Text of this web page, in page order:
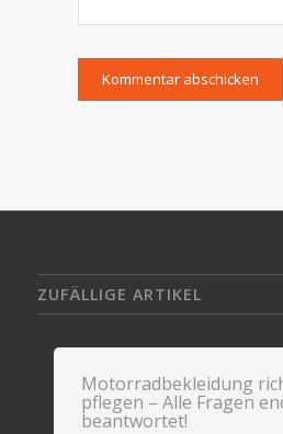
ZUFÄLLIGE ARTIKEL
Motorradbekleidung
pflegen – Alle Fragen
beantwortet!